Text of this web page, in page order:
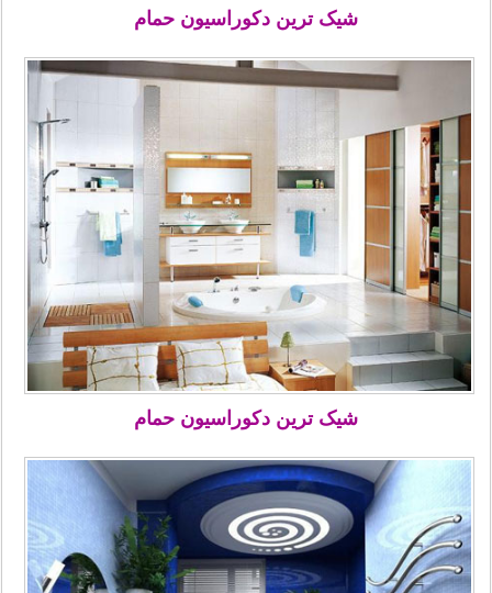
شیک ترین دکوراسیون حمام
شیک ترین دکوراسیون حمام